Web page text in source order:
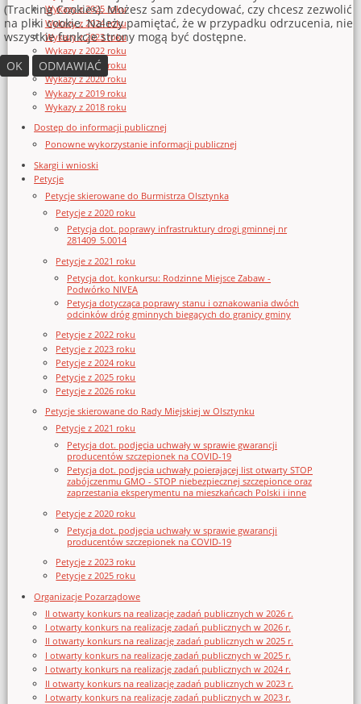
Wykazy z 2025 roku
Wykazy z 2024 roku
Wykazy z 2023 roku
Wykazy z 2022 roku
Wykazy z 2021 roku
Wykazy z 2020 roku
Wykazy z 2019 roku
Wykazy z 2018 roku
Dostęp do informacji publicznej
Ponowne wykorzystanie informacji publicznej
Skargi i wnioski
Petycje
Petycje skierowane do Burmistrza Olsztynka
Petycje z 2020 roku
Petycja dot. poprawy infrastruktury drogi gminnej nr
281409_5.0014
Petycje z 2021 roku
Petycja dot. konkursu: Rodzinne Miejsce Zabaw -
Podwórko NIVEA
Petycja dotycząca poprawy stanu i oznakowania dwóch
odcinków dróg gminnych biegących do granicy gminy
Petycje z 2022 roku
Petycje z 2023 roku
Petycje z 2024 roku
Petycje z 2025 roku
Petycje z 2026 roku
Petycje skierowane do Rady Miejskiej w Olsztynku
Petycje z 2021 roku
Petycja dot. podjęcia uchwały w sprawie gwarancji
producentów szczepionek na COVID-19
Petycja dot. podjęcia uchwały poierającej list otwarty STOP
zabójczenmu GMO - STOP niebezpiecznej szczepionce oraz
zaprzestania eksperymentu na mieszkańcach Polski i inne
Petycje z 2020 roku
Petycja dot. podjęcia uchwały w sprawie gwarancji
producentów szczepionek na COVID-19
Petycje z 2023 roku
Petycje z 2025 roku
Organizacje Pozarządowe
II otwarty konkurs na realizację zadań publicznych w 2026 r.
I otwarty konkurs na realizację zadań publicznych w 2026 r.
II otwarty konkurs na realizację zadań publicznych w 2025 r.
I otwarty konkurs na realizację zadań publicznych w 2025 r.
I otwarty konkurs na realizację zadań publicznych w 2024 r.
II otwarty konkurs na realizację zadań publicznych w 2023 r.
I otwarty konkurs na realizację zadań publicznych w 2023 r.
(Tracking Cookies). Możesz sam zdecydować, czy chcesz zezwolić
na pliki cookie. Należy pamiętać, że w przypadku odrzucenia, nie
wszystkie funkcje strony mogą być dostępne.
OK
ODMAWIAĆ